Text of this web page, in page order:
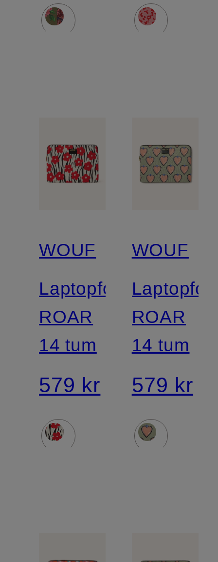
WOUF
Laptopfodral
ROAR
14 tum
579 kr
WOUF
ROAR
14 tum
579 kr